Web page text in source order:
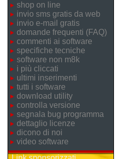
shop on line
invio sms gratis da web
invio e-mail gratis
domande frequenti (FAQ)
commenti ai software
specifiche tecniche
software non m8k
i più cliccati
ultimi inserimenti
tutti i software
download utility
controlla versione
segnala bug programma
dettaglio licenze
dicono di noi
video software